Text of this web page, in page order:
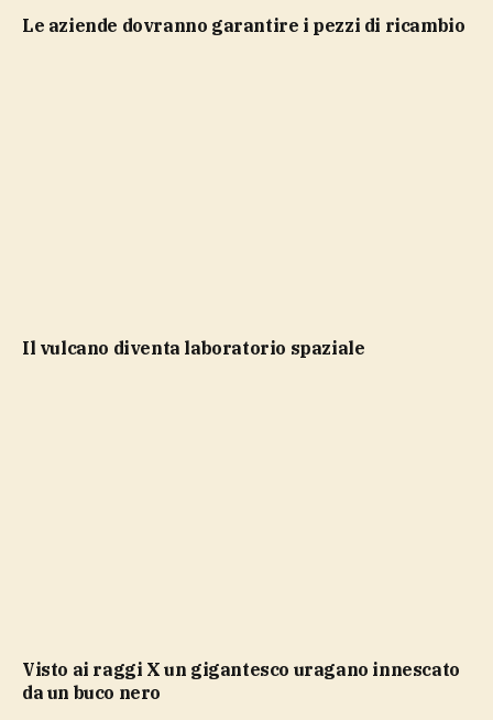
le aziende dovranno garantire i pezzi di ricambio
il vulcano diventa laboratorio spaziale
Visto ai raggi X un gigantesco uragano innescato
da un buco nero